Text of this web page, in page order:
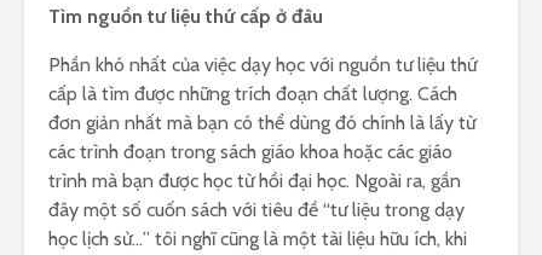
Tìm nguồn tư liệu thứ cấp ở đâu
Phần khó nhất của việc dạy học với nguồn tư liệu thứ
cấp là tìm được những trích đoạn chất lượng. Cách
đơn giản nhất mà bạn có thể dùng đó chính là lấy từ
các trình đoạn trong sách giáo khoa hoặc các giáo
trình mà bạn được học từ hồi đại học. Ngoài ra, gần
đây một số cuốn sách với tiêu đề “tư liệu trong dạy
học lịch sử…” tôi nghĩ cũng là một tài liệu hữu ích, khi